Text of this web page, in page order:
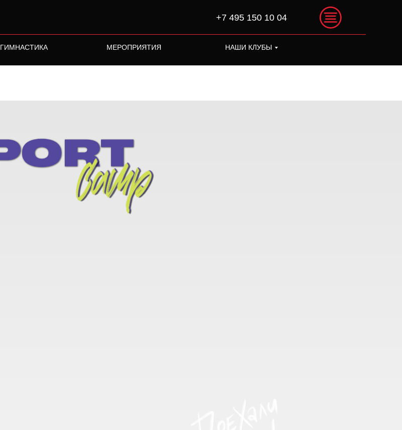
+7 495 150 10 04
ГИМНАСТИКА НАШИ КЛУБЫ
МЕРОПРИЯТИЯ